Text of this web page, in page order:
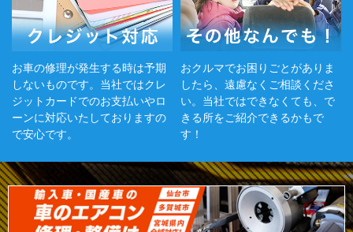
お車の修理が発生する時は予期
しないものです。当社ではクレ
ジットカードでのお支払いやロ
ーンに対応いたしておりますの
で安心です。
おクルマでお困りごとがありま
したら、遠慮なくご相談くださ
い。当社ではできなくても、で
きる所をご紹介できるかもで
す！